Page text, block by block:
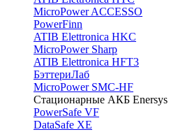
MicroPower ACCESSO
PowerFinn
ATIB Elettronica HKC
MicroPower Sharp
ATIB Elettronica HFT3
БэттериЛаб
MicroPower SMC-HF
Стационарные АКБ Enersys
PowerSafe VF
DataSafe XE